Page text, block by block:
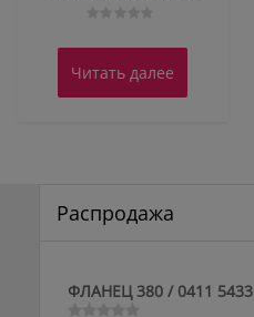
0
5
Читать далее
Распродажа
ФЛАНЕЦ 380 / 0411 5433